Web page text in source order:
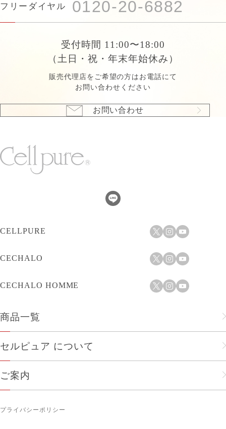
フリーダイヤル 0120-20-6882
受付時間 11:00〜18:00
（土日・祝・年末年始休み）
販売代理店をご希望の方はお電話にて
お問い合わせください
お問い合わせ
CELLPURE
CECHALO
CECHALO HOMME
商品一覧
フェイスケア
人気商品
セルピュア について
セルピュアのこだわり
企業理念
ご案内
プライバシーポリシー